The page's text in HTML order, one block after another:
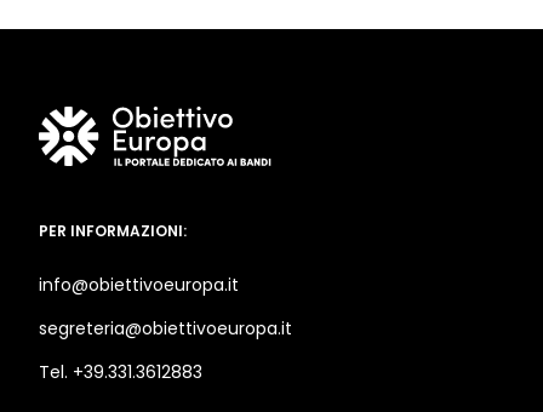
PER INFORMAZIONI:
info@obiettivoeuropa.it
segreteria@obiettivoeuropa.it
Tel. +39.331.3612883